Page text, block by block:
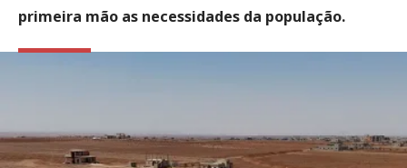
primeira mão as necessidades da população.